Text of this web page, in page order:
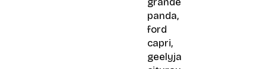
panda,
ford
capri,
geelyja